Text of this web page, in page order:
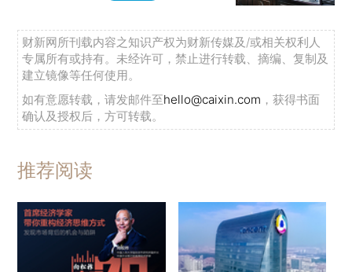
财新网所刊载内容之知识产权为财新传媒及/或相关权利人
专属所有或持有。未经许可，禁止进行转载、摘编、复制及
建立镜像等任何使用。
如有意愿转载，请发邮件至hello@caixin.com ，获得书面
确认及授权后，方可转载。
推荐阅读